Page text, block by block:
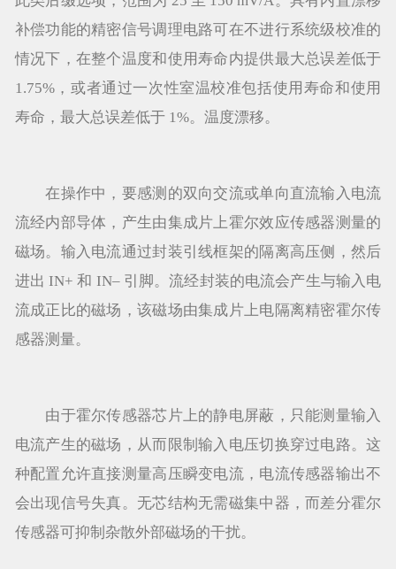
补偿功能的精密信号调理电路可在不进行系统级校准的
情况下，在整个温度和使用寿命内提供最大总误差低于
1.75%，或者通过一次性室温校准包括使用寿命和使用
寿命，最大总误差低于 1%。温度漂移。
在操作中，要感测的双向交流或单向直流输入电流
流经内部导体，产生由集成片上霍尔效应传感器测量的
磁场。输入电流通过封装引线框架的隔离高压侧，然后
进出 IN+ 和 IN– 引脚。流经封装的电流会产生与输入电
流成正比的磁场，该磁场由集成片上电隔离精密霍尔传
感器测量。
由于霍尔传感器芯片上的静电屏蔽，只能测量输入
电流产生的磁场，从而限制输入电压切换穿过电路。这
种配置允许直接测量高压瞬变电流，电流传感器输出不
会出现信号失真。无芯结构无需磁集中器，而差分霍尔
传感器可抑制杂散外部磁场的干扰。